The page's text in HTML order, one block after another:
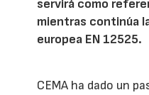
servirá como
mientras continúa
europea EN 12525.
CEMA ha dado un